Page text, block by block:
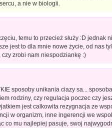
a nie w biologii.
temu to przecież służy :D jednak
jest to dla mnie nowe życie, od nas
zrobi nam niespodziankę :)
sposoby unikania ciazy sa...
rodziny, czy regulacja poczec czy
jest calkowita rezygnacja ze
w organizm, inne ingerencji we
co mu najlepiej pasuje, swoj